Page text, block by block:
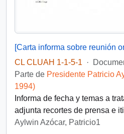
CL CLUAH 1-1-5-1
·
Parte de Presidente Patricio
1994)
Informa de fecha y temas a
adjunta recortes de prensa e
Aylwin Azócar, Patricio1